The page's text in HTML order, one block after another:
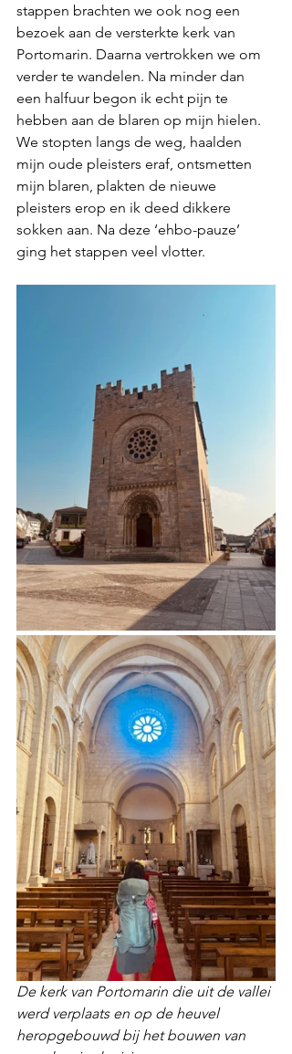
stappen brachten we ook nog een
bezoek aan de versterkte kerk van
Portomarin. Daarna vertrokken we om
verder te wandelen. Na minder dan
een halfuur begon ik echt pijn te
hebben aan de blaren op mijn hielen.
We stopten langs de weg, haalden
mijn oude pleisters eraf, ontsmetten
mijn blaren, plakten de nieuwe
pleisters erop en ik deed dikkere
sokken aan. Na deze ‘ehbo-pauze’
ging het stappen veel vlotter.
De kerk van Portomarin die uit de vallei
werd verplaats en op de heuvel
heropgebouwd bij het bouwen van